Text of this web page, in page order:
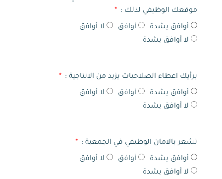
موقعك الوظيفي لذلك :
أوافق بشدة أوافق
لا أوافق
لا أوافق بشدة
برأيك اعطاء الصلاحيات يزيد من الانتاجية :
أوافق بشدة أوافق
لا أوافق
لا أوافق بشدة
تشعر بالامان الوظيفي في الجمعية :
أوافق بشدة أوافق
لا أوافق
لا أوافق بشدة